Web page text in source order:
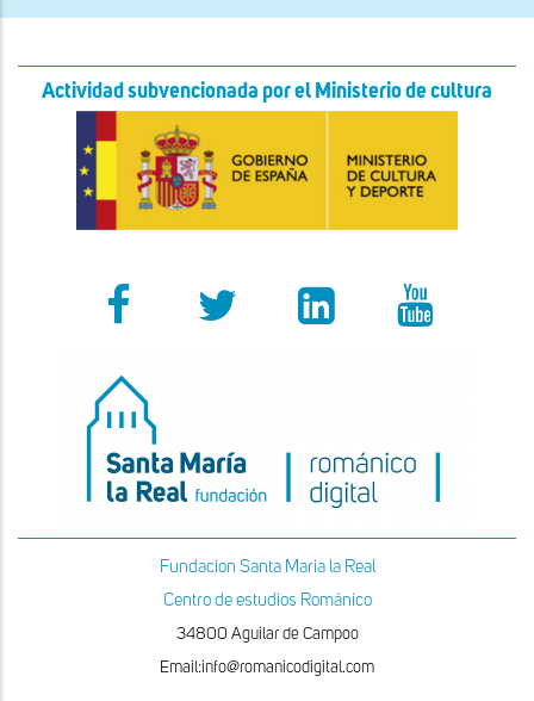
Actividad subvencionada por el Ministerio de cultura
Fundacion Santa Maria la Real
Centro de estudios Románico
34800 Aguilar de Campoo
Email:info@romanicodigital.com